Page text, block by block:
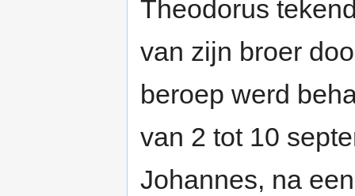
Theodorus
van zijn broer
beroep werd
van 2 tot 10
Johannes, na